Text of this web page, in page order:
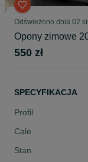
Odświeżono dnia 02
Opony zimowe
550 zł
SPECYFIKACJA
Profil
Cale
Stan